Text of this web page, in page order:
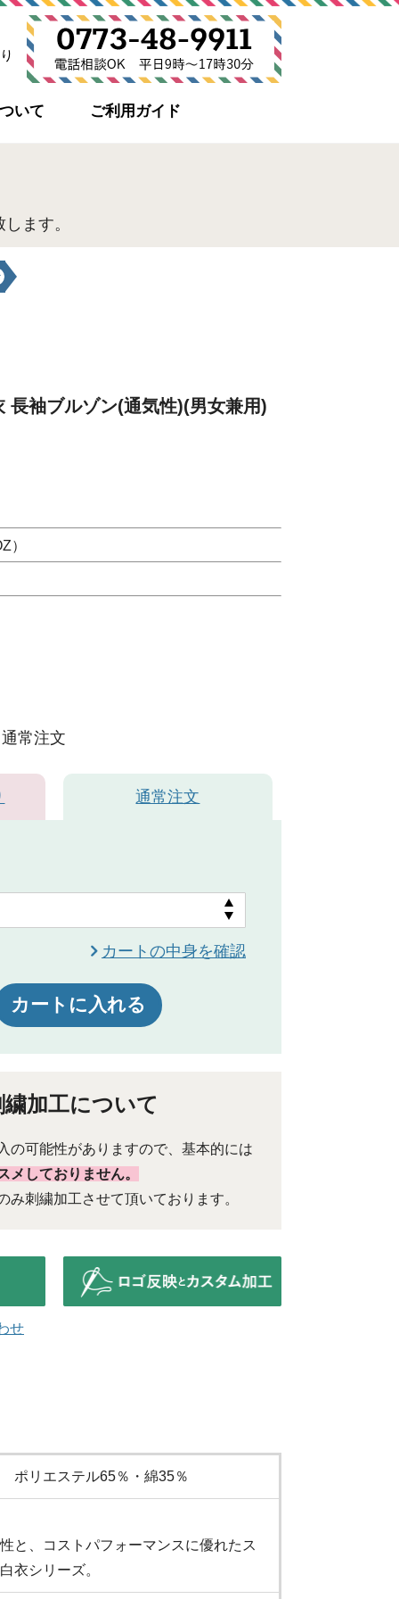
いて ご利用ガイド
ます。
長袖ブルゾン(通気性)(男女兼用)
）
通常注文
通常注文
カートの中身を確認
カートに入れる
加工について
の可能性がありますので、基本的には
メしておりません。
み刺繍加工させて頂いております。
せ
リエステル65％・綿35％
と、コストパフォーマンスに優れたス
衣シリーズ。